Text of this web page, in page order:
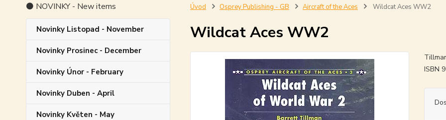
⚫ NOVINKY - New items
Novinky Listopad - November
Novinky Prosinec - December
Novinky Únor - February
Novinky Duben - April
Novinky Květen - May
Úvod Osprey Publishing - GB Aircraft of the Aces Wildcat Aces WW2
Wildcat Aces WW2
ISBN